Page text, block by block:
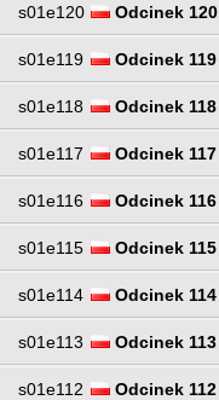
s01e120 Odcinek 120
s01e119 Odcinek 119
s01e118 Odcinek 118
s01e117 Odcinek 117
s01e116 Odcinek 116
s01e115 Odcinek 115
s01e114 Odcinek 114
s01e113 Odcinek 113
s01e112 Odcinek 112